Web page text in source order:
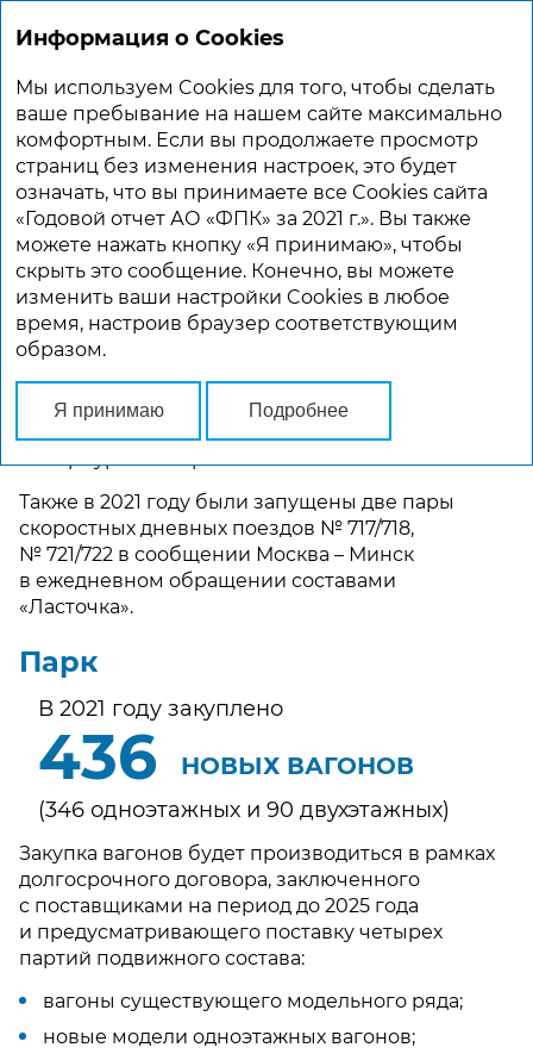
ГОДОВОЙ ОТЧЕТ 2021
СТРАТЕГИЧЕСКИЕ НАПРАВЛЕНИЯ
РАЗВИТИЯ
Сеть
В 2021 году была расширена маршрутная сеть
двухэтажных поездов. Запущено курсирование
новых двухэтажных поездов № 72/71 Москва –
Чебоксары, № 277/278 Санкт-Петербург – Анапа,
№ 137/138 Оренбург – Самара – Москва, № 29/30
Санкт-Петербург – Белгород, № 43/44 Санкт-
Петербург – Кострома.
Также в 2021 году были запущены две пары
скоростных дневных поездов № 717/718,
№ 721/722 в сообщении Москва – Минск
в ежедневном обращении составами
«Ласточка».
Парк
В 2021 году закуплено
436 НОВЫХ ВАГОНОВ
(346 одноэтажных и 90 двухэтажных)
Закупка вагонов будет производиться в рамках
долгосрочного договора, заключенного
с поставщиками на период до 2025 года
и предусматривающего поставку четырех
партий подвижного состава:
вагоны существующего модельного ряда;
новые модели одноэтажных вагонов;
Информация о Cookies
Мы используем Cookies для того, чтобы сделать
ваше пребывание на нашем сайте максимально
комфортным. Если вы продолжаете просмотр
страниц без изменения настроек, это будет
означать, что вы принимаете все Cookies сайта
«Годовой отчет АО «ФПК» за 2021 г.». Вы также
можете нажать кнопку «Я принимаю», чтобы
скрыть это сообщение. Конечно, вы можете
изменить ваши настройки Cookies в любое
время, настроив браузер соответствующим
образом.
Я принимаю Подробнее